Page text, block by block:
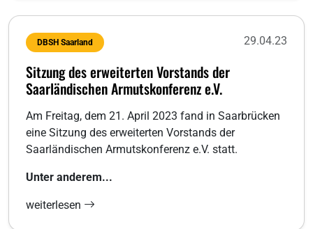
DBSH Saarland 29.04.23
Sitzung des erweiterten Vorstands der
Saarländischen Armutskonferenz e.V.
Am Freitag, dem 21. April 2023 fand in Saarbrücken
eine Sitzung des erweiterten Vorstands der
Saarländischen Armutskonferenz e.V. statt.
Unter anderem...
weiterlesen